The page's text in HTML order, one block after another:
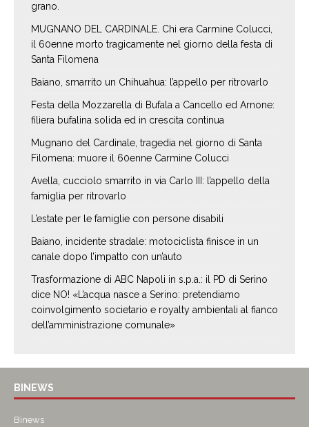
grano.
MUGNANO DEL CARDINALE. Chi era Carmine Colucci,
il 60enne morto tragicamente nel giorno della festa di
Santa Filomena
Baiano, smarrito un Chihuahua: l’appello per ritrovarlo
Festa della Mozzarella di Bufala a Cancello ed Arnone:
filiera bufalina solida ed in crescita continua
Mugnano del Cardinale, tragedia nel giorno di Santa
Filomena: muore il 60enne Carmine Colucci
Avella, cucciolo smarrito in via Carlo III: l’appello della
famiglia per ritrovarlo
L’estate per le famiglie con persone disabili
Baiano, incidente stradale: motociclista finisce in un
canale dopo l’impatto con un’auto
Trasformazione di ABC Napoli in s.p.a.: il PD di Serino
dice NO! «L’acqua nasce a Serino: pretendiamo
coinvolgimento societario e royalty ambientali al fianco
dell’amministrazione comunale»
BINEWS
Binews